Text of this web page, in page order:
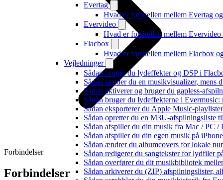
Evertag
Hvad er forskellen mellem Evertag
Evervideo
Hvad er forskellen mellem
Flacbox
Hvad er forskellen mellem Flacbox
Vejledninger
Sådan bruger du lydeffekter og DSP i
Sådan tænder du en musikvisualizer, mens
Sådan aktiverer og bruger du gapless-
Sådan bruger du lydeffekterne i
Sådan eksporterer du Apple Music-
Sådan opretter du en M3U-
Sådan afspiller du din musik fra Mac / PC
Sådan afspiller du din egen musik på
Sådan ændrer du albumcovers for lokale
Sådan redigerer du sangtekster for lydfiler
Sådan overfører du dit musikbibliotek
Sådan arkiverer du (ZIP) afspilningslister,
Forbindelser
Forbindelser